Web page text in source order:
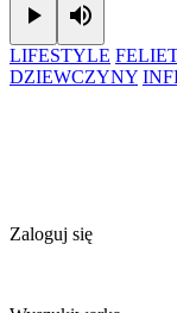
Play
LIFESTYLE
DZIEWCZYNY
Zaloguj się